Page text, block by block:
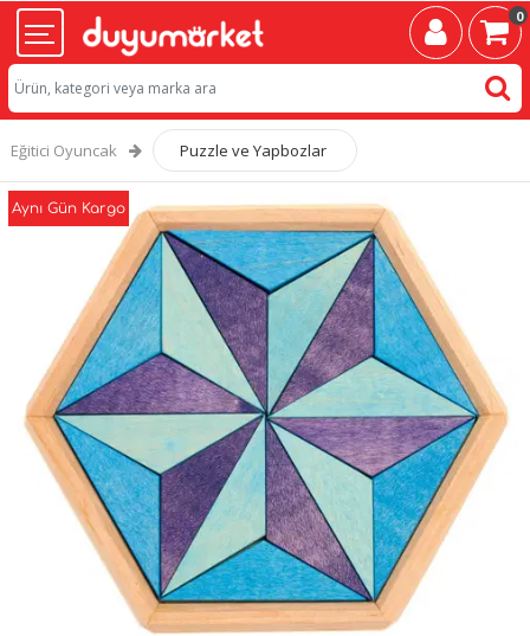
0
Eğitici Oyuncak Puzzle ve Yapbozlar
Aynı Gün Kargo